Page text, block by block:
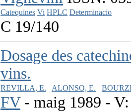
Catequines Vi HPLC Determinacio
C 19/140
Dosage des
vins.
REVILLA, E. ALONSO, E.
FV- maig 1989 -